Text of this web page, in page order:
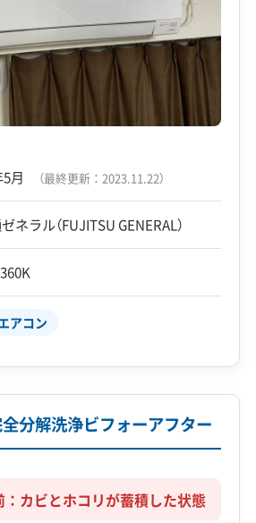
月 （最終更新： 2023.11.22）
ネラル（FUJITSU GENERAL）
アコン
分解洗浄ビフォーアフター
：カビとホコリが蓄積した状態